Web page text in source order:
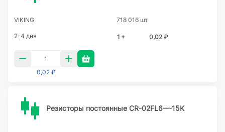
VIKING 718 016 шт
2-4 дня 1 + 0,02 ₽
0,02 ₽
Резисторы постоянные CR-02FL6---15K